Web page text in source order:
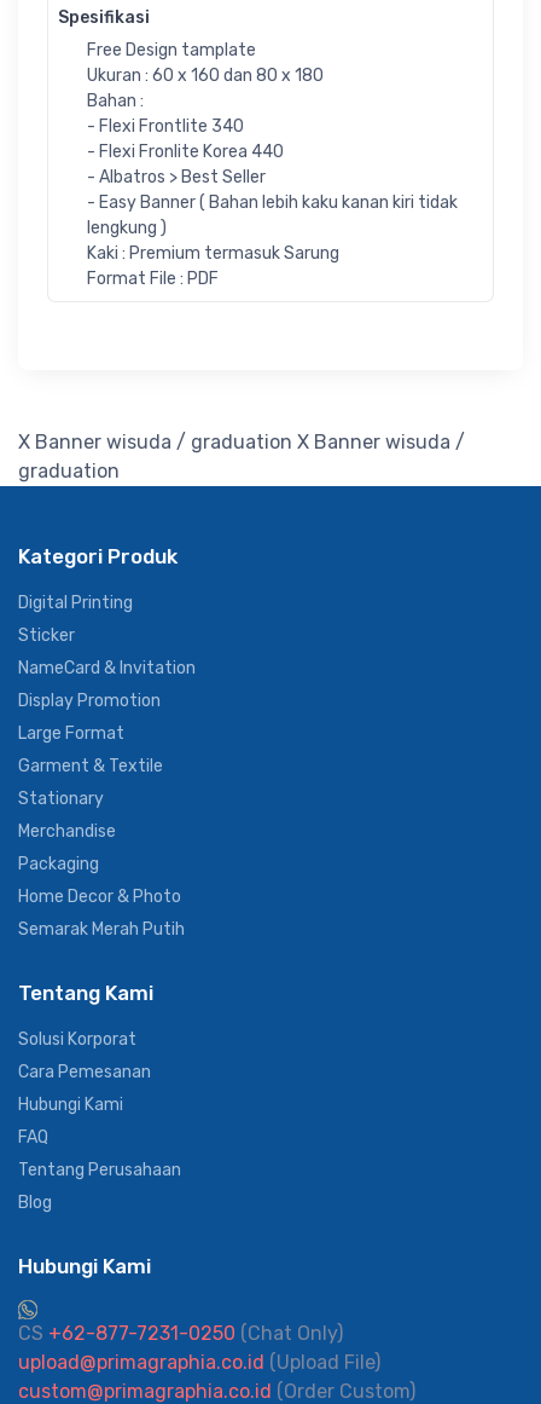
Spesifikasi
Free Design tamplate
Ukuran : 60 x 160 dan 80 x 180
Bahan :
- Flexi Frontlite 340
- Flexi Fronlite Korea 440
- Albatros > Best Seller
- Easy Banner ( Bahan lebih kaku kanan kiri tidak
lengkung )
Kaki : Premium termasuk Sarung
Format File : PDF
X Banner wisuda / graduation X Banner wisuda /
graduation
Kategori Produk
Digital Printing
Sticker
NameCard & Invitation
Display Promotion
Large Format
Garment & Textile
Stationary
Merchandise
Packaging
Home Decor & Photo
Semarak Merah Putih
Tentang Kami
Solusi Korporat
Cara Pemesanan
Hubungi Kami
FAQ
Tentang Perusahaan
Blog
Hubungi Kami
CS +62-877-7231-0250 (Chat Only)
upload@primagraphia.co.id (Upload File)
custom@primagraphia.co.id (Order Custom)